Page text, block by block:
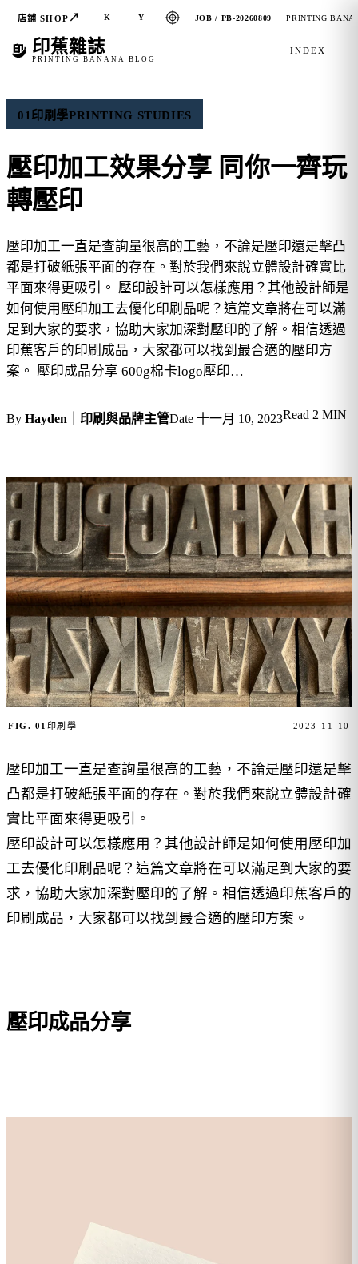
店鋪 SHOP ↗ K Y JOB / PB-20260809 · PRINTING
印蕉雜誌
PRINTING BANANA BLOG
INDEX
01 印刷學PRINTING STUDIES
壓印加工效果分享 同你一齊玩
轉壓印
壓印加工一直是查詢量很高的工藝，不論是壓印還是擊凸
都是打破紙張平面的存在。對於我們來說立體設計確實比
平面來得更吸引。 壓印設計可以怎樣應用？其他設計師是
如何使用壓印加工去優化印刷品呢？這篇文章將在可以滿
足到大家的要求，協助大家加深對壓印的了解。相信透過
印蕉客戶的印刷成品，大家都可以找到最合適的壓印方
案。 壓印成品分享 600g棉卡logo壓印…
By Hayden｜印刷與品牌主管Date 十一月 10, 2023Read 2 MIN
FIG. 01 印刷學 2023-11-10
壓印加工一直是查詢量很高的工藝，不論是壓印還是擊
凸都是打破紙張平面的存在。對於我們來說立體設計確
實比平面來得更吸引。
壓印設計可以怎樣應用？其他設計師是如何使用壓印加
工去優化印刷品呢？這篇文章將在可以滿足到大家的要
求，協助大家加深對壓印的了解。相信透過印蕉客戶的
印刷成品，大家都可以找到最合適的壓印方案。
壓印成品分享